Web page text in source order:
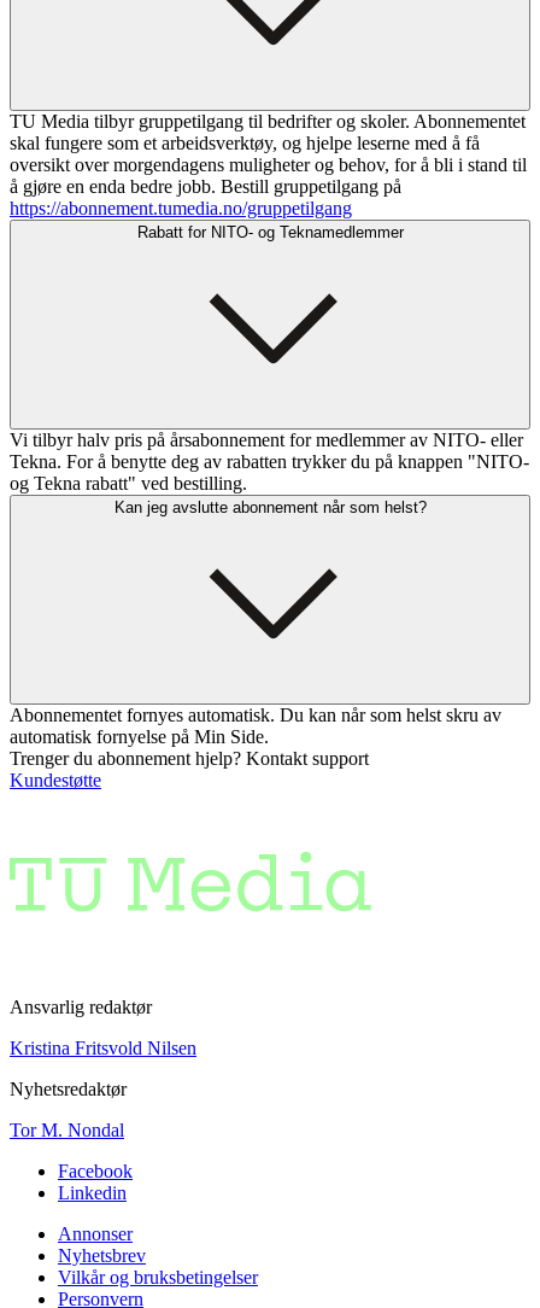
TU Media tilbyr gruppetilgang til bedrifter og skoler. Abonnementet
skal fungere som et arbeidsverktøy, og hjelpe leserne med å få
oversikt over morgendagens muligheter og behov, for å bli i stand til
å gjøre en enda bedre jobb. Bestill gruppetilgang på
https://abonnement.tumedia.no/gruppetilgang
Rabatt for NITO- og Teknamedlemmer
Vi tilbyr halv pris på årsabonnement for medlemmer av NITO- eller
Tekna. For å benytte deg av rabatten trykker du på knappen "NITO-
og Tekna rabatt" ved bestilling.
Kan jeg avslutte abonnement når som helst?
Abonnementet fornyes automatisk. Du kan når som helst skru av
automatisk fornyelse på Min Side.
Trenger du abonnement hjelp? Kontakt support
Kundestøtte
Ansvarlig redaktør
Kristina Fritsvold Nilsen
Nyhetsredaktør
Tor M. Nondal
Facebook
Linkedin
Annonser
Nyhetsbrev
Vilkår og bruksbetingelser
Personvern